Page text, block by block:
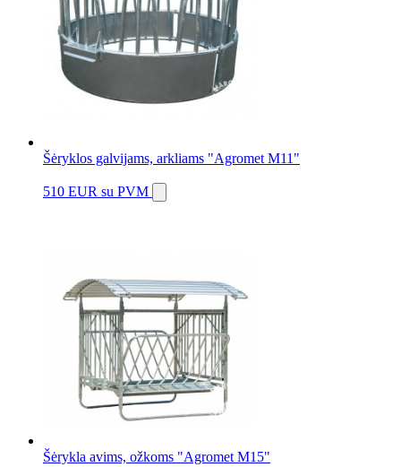
Šėryklos galvijams, arkliams "Agromet M11"
510 EUR su PVM
Šėrykla avims, ožkoms "Agromet M15"